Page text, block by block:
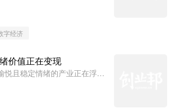
字经济
价值正在变现
悦且稳定情绪的产业正在浮出